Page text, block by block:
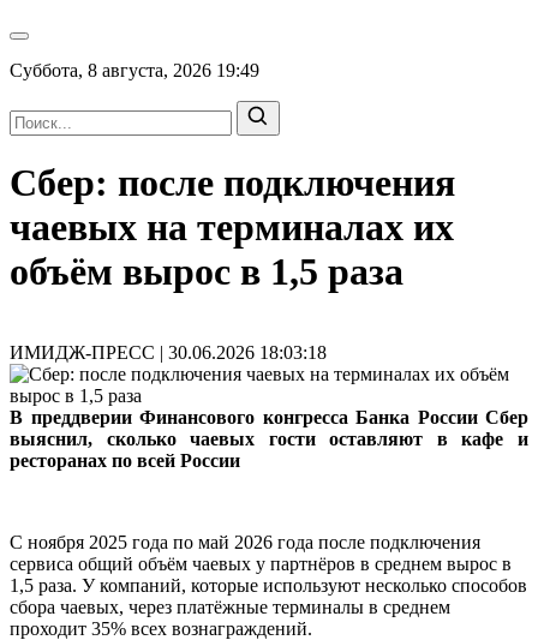
Суббота, 8 августа, 2026 19:49
Сбер: после подключения
чаевых на терминалах их
объём вырос в 1,5 раза
ИМИДЖ-ПРЕСС | 30.06.2026 18:03:18
В преддверии Финансового конгресса Банка России Сбер
выяснил, сколько чаевых гости оставляют в кафе и
ресторанах по всей России
С ноября 2025 года по май 2026 года после подключения
сервиса общий объём чаевых у партнёров в среднем вырос в
1,5 раза. У компаний, которые используют несколько способов
сбора чаевых, через платёжные терминалы в среднем
проходит 35% всех вознаграждений.